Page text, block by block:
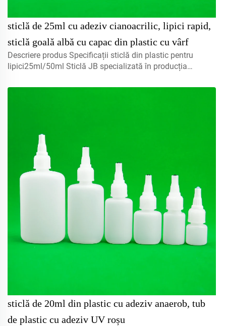
sticlă de 25ml cu adeziv cianoacrilic, lipici rapid,
sticlă goală albă cu capac din plastic cu vârf
Descriere produs Specificații sticlă din plastic pentru
lipici25ml/50ml Sticlă JB specializată în producția
sticlă de 20ml din plastic cu adeziv anaerob, tub
de plastic cu adeziv UV roșu